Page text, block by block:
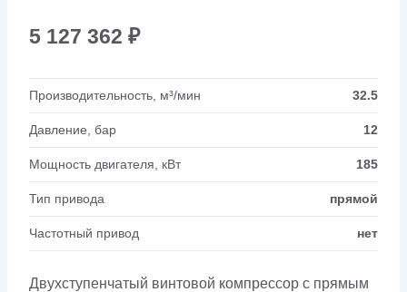
5 127 362 ₽
Производительность, м³/мин 32.5
Давление, бар 12
Мощность двигателя, кВт 185
Тип привода прямой
Частотный привод нет
Двухступенчатый винтовой компрессор с прямым